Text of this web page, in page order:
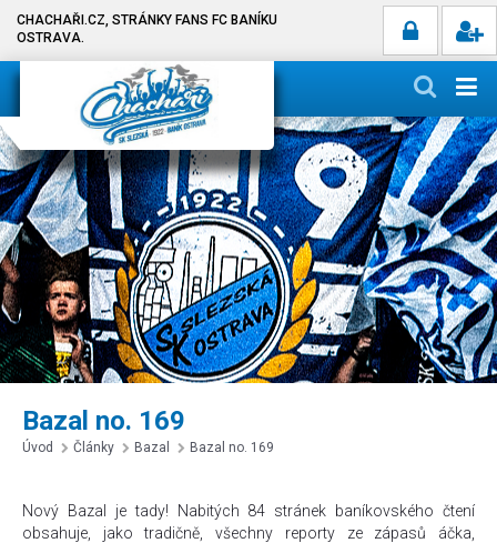
CHACHAŘI.CZ, STRÁNKY FANS FC BANÍKU
OSTRAVA.
Bazal no. 169
Úvod Články Bazal Bazal no. 169
Nový Bazal je tady! Nabitých 84 stránek baníkovského čtení
obsahuje, jako tradičně, všechny reporty ze zápasů áčka,